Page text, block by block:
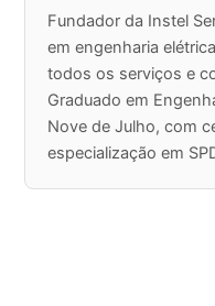
Fundador da Instel
em engenharia
todos os serviços e
Graduado em
Nove de Julho, com
especialização em